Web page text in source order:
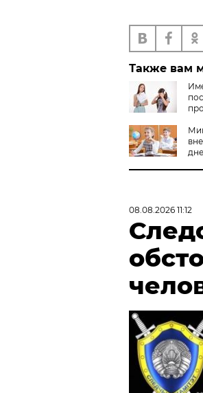
Также вам
08.08.2026 11:12